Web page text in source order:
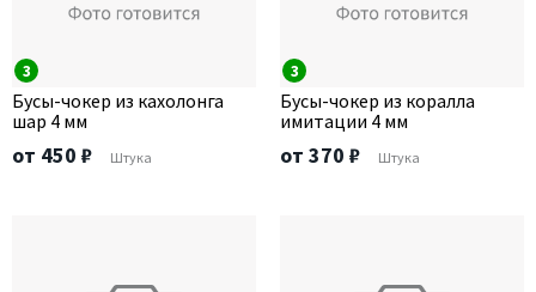
3
Бусы-чокер из кахолонга
шар 4 мм
от 450 ₽ Штука
3
Бусы-чокер из коралла
имитации 4 мм
от 370 ₽ Штука